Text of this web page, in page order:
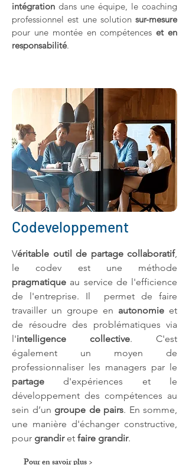
intégration dans une équipe, le coaching
professionnel est une solution sur-mesure
pour une montée en compétenceset en
responsabilité.
Codeveloppement
Véritable outil de partage collaboratif,
le codev est une méthode
pragmatique au service de l'efficience
de l'entreprise. Il permet de faire
travailler un groupe en autonomie et
de résoudre des problématiques via
l'intelligence collective. C'est
également un moyen de
professionnaliser les managers par le
partage d'expériences et le
développement des compétences au
sein d’un groupe de pairs. En somme,
une manière d'échanger constructive,
pour grandiret faire grandir.